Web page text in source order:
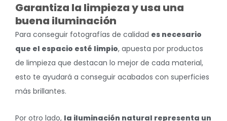
Garantiza la limpieza y usa una
buena iluminación
Para conseguir fotografías de calidad es necesario
que el espacio esté limpio, apuesta por productos
de limpieza que destacan lo mejor de cada material,
esto te ayudará a conseguir acabados con superficies
más brillantes.
Por otro lado, la iluminación natural representa un